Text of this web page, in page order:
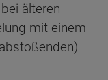
älteren
mit einem